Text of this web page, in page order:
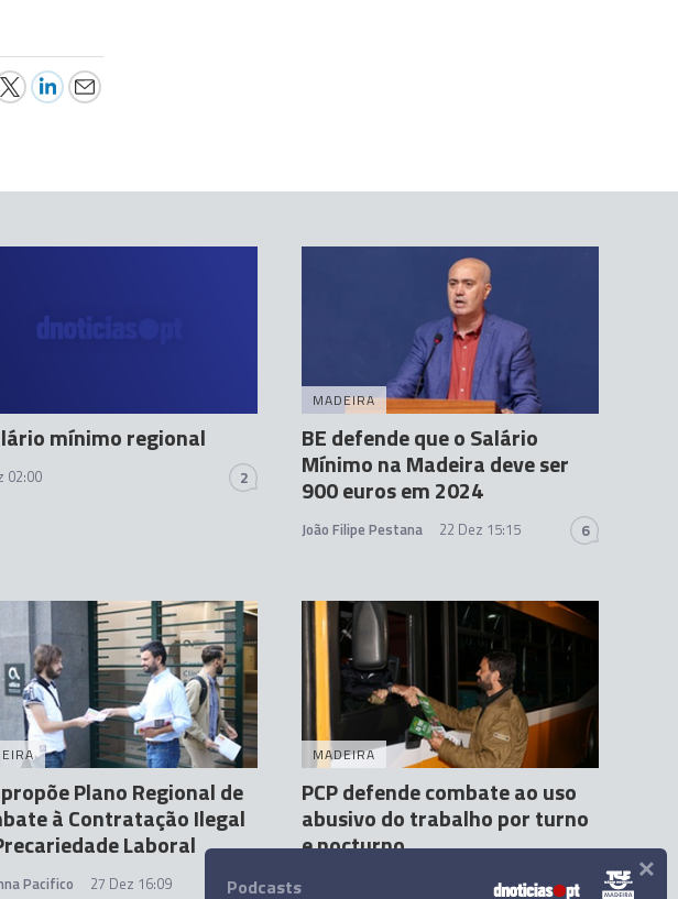
mínimo regional
02:00 2
MADEIRA
BE defende que o Salário
Mínimo na Madeira deve ser
900 euros em 2024
João Filipe Pestana 22 Dez 15:15 6
propõe Plano Regional de
à Contratação Ilegal
Laboral
Pacifico 27 Dez 16:09
MADEIRA
PCP defende combate ao uso
abusivo do trabalho por turno
e nocturno
Podcasts ×